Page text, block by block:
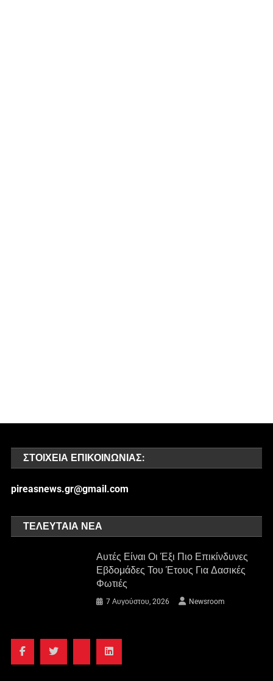
ΣΤΟΙΧΕΊΑ ΕΠΙΚΟΙΝΩΝΊΑΣ:
pireasnews.gr@gmail.com
ΤΕΛΕΥΤΑΊΑ ΝΈΑ
Αυτές Είναι Οι Έξι Πιο Επικίνδυνες
Εβδομάδες Του Έτους Για Δασικές
Φωτιές
7 Αυγούστου, 2026 Newsroom